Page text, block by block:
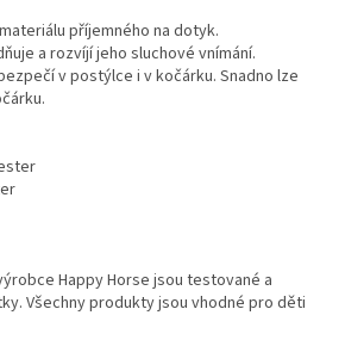
příjemného na dotyk.
a rozvíjí jeho sluchové vnímání.
v postýlce i v kočárku. Snadno lze
Happy Horse jsou testované a
Všechny produkty jsou vhodné pro děti